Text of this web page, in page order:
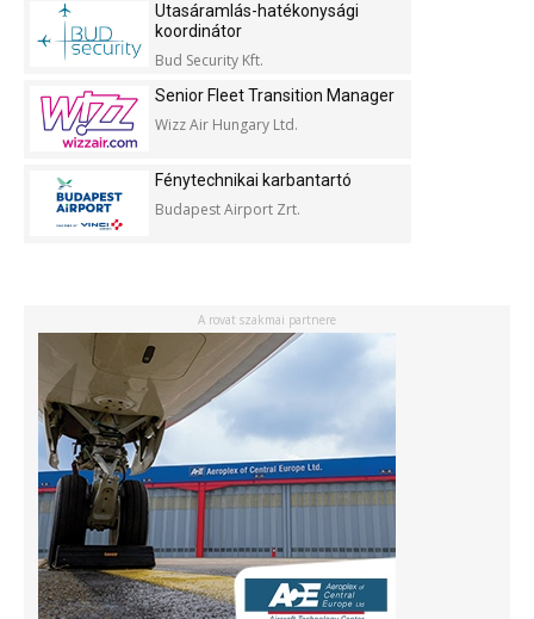
Utasáramlás-hatékonysági
koordinátor
Bud Security Kft.
Senior Fleet Transition Manager
Wizz Air Hungary Ltd.
Fénytechnikai karbantartó
Budapest Airport Zrt.
A rovat szakmai partnere